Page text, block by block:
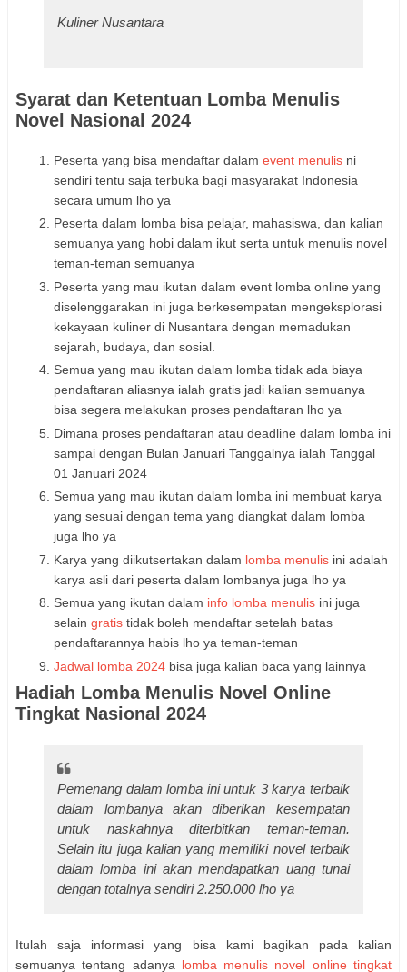
Kuliner Nusantara
Syarat dan Ketentuan Lomba Menulis
Novel Nasional 2024
Peserta yang bisa mendaftar dalam event menulis ni
sendiri tentu saja terbuka bagi masyarakat Indonesia
secara umum lho ya
Peserta dalam lomba bisa pelajar, mahasiswa, dan kalian
semuanya yang hobi dalam ikut serta untuk menulis novel
teman-teman semuanya
Peserta yang mau ikutan dalam event lomba online yang
diselenggarakan ini juga berkesempatan mengeksplorasi
kekayaan kuliner di Nusantara dengan memadukan
sejarah, budaya, dan sosial.
Semua yang mau ikutan dalam lomba tidak ada biaya
pendaftaran aliasnya ialah gratis jadi kalian semuanya
bisa segera melakukan proses pendaftaran lho ya
Dimana proses pendaftaran atau deadline dalam lomba ini
sampai dengan Bulan Januari Tanggalnya ialah Tanggal
01 Januari 2024
Semua yang mau ikutan dalam lomba ini membuat karya
yang sesuai dengan tema yang diangkat dalam lomba
juga lho ya
Karya yang diikutsertakan dalam lomba menulis ini adalah
karya asli dari peserta dalam lombanya juga lho ya
Semua yang ikutan dalam info lomba menulis ini juga
selain gratis tidak boleh mendaftar setelah batas
pendaftarannya habis lho ya teman-teman
Jadwal lomba 2024 bisa juga kalian baca yang lainnya
Hadiah Lomba Menulis Novel Online
Tingkat Nasional 2024
Pemenang dalam lomba ini untuk 3 karya terbaik
dalam lombanya akan diberikan kesempatan
untuk naskahnya diterbitkan teman-teman.
Selain itu juga kalian yang memiliki novel terbaik
dalam lomba ini akan mendapatkan uang tunai
dengan totalnya sendiri 2.250.000 lho ya
Itulah saja informasi yang bisa kami bagikan pada kalian
semuanya tentang adanya lomba menulis novel online tingkat